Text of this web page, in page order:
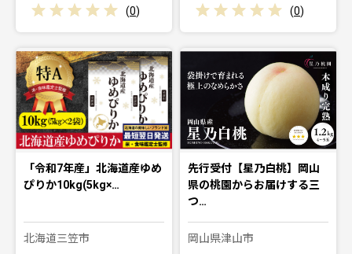
(0) (0)
「令和7年産」北海道産ゆめ
ぴりか10kg(5kg×…
北海道三笠市
先行受付【星乃白桃】岡山
県の桃園からお届けする三
つ…
岡山県津山市